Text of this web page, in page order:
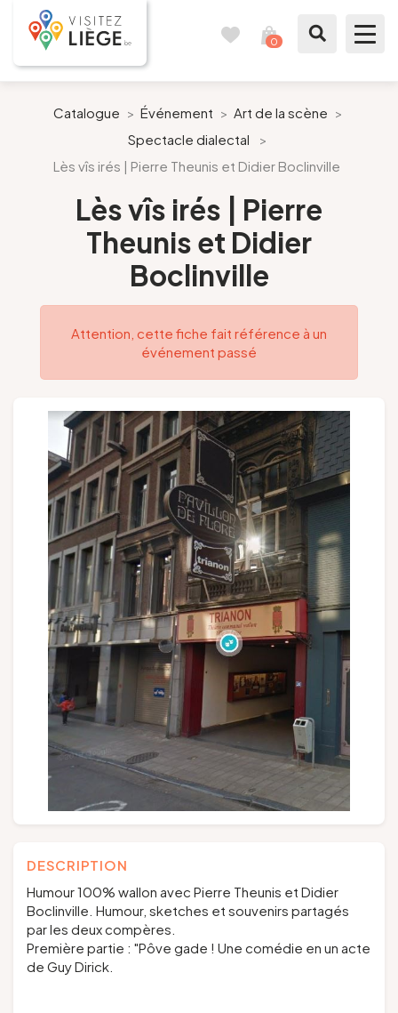
0
Comme un Liégeois
Préparer mon séjour
Nos suggestions
Suivez-nous
Presse
Groupes et voyagistes
EN NL DE
Catalogue > Événement > Art de la scène >
Spectacle dialectal
>
Lès vîs irés | Pierre Theunis et Didier Boclinville
Lès vîs irés | Pierre
Theunis et Didier
Boclinville
Attention, cette fiche fait référence à un
événement passé
DESCRIPTION
Humour 100% wallon avec Pierre Theunis et Didier
Boclinville. Humour, sketches et souvenirs partagés
par les deux compères.
Première partie : "Pôve gade ! Une comédie en un acte
de Guy Dirick.